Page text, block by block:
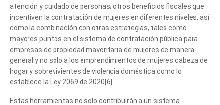
atención y cuidado de personas; otros beneficios fiscales que
incentiven la contratación de mujeres en diferentes niveles, así
como la combinación con otras estrategias, tales como
mayores puntos en el sistema de contratación pública para
empresas de propiedad mayoritaria de mujeres de manera
general y no solo a los emprendimientos de mujeres cabeza de
hogar y sobrevivientes de violencia doméstica como lo
establece la Ley 2069 de 2020 [6]
Estas herramientas no solo contribuirán a un sistema